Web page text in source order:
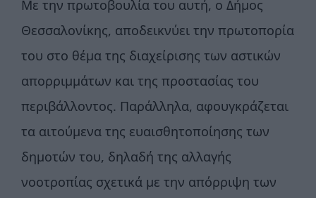
Με την πρωτοβουλία του αυτή, ο Δήμος
Θεσσαλονίκης, αποδεικνύει την πρωτοπορία
του στο θέμα της διαχείρισης των αστικών
απορριμμάτων και της προστασίας του
περιβάλλοντος. Παράλληλα, αφουγκράζεται
τα αιτούμενα της ευαισθητοποίησης των
δημοτών του, δηλαδή της αλλαγής
νοοτροπίας σχετικά με την απόρριψη των